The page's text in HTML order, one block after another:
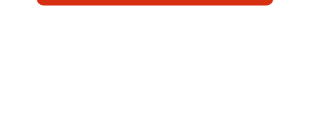
やすい環境が整っています。